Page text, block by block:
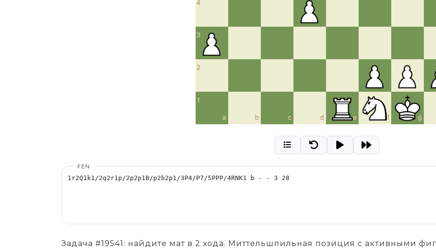
4
3
2
a
1
b
c d e f g
FEN
Задача #19541: найдите мат в 2 хода. Миттельшпильная позиция с активными